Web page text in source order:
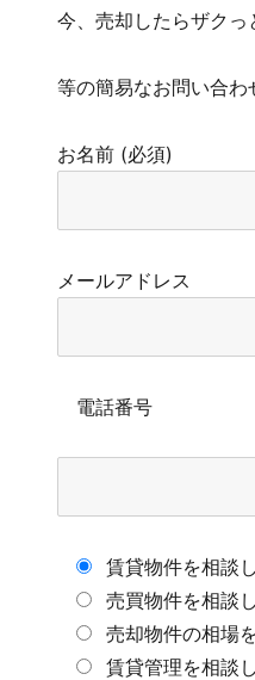
今、売却したらザクっ
等の簡易なお問い合わ
お名前 (必須)
メールアドレス
電話番号
賃貸物件を相談
売買物件を相談
売却物件の相場
賃貸管理を相談